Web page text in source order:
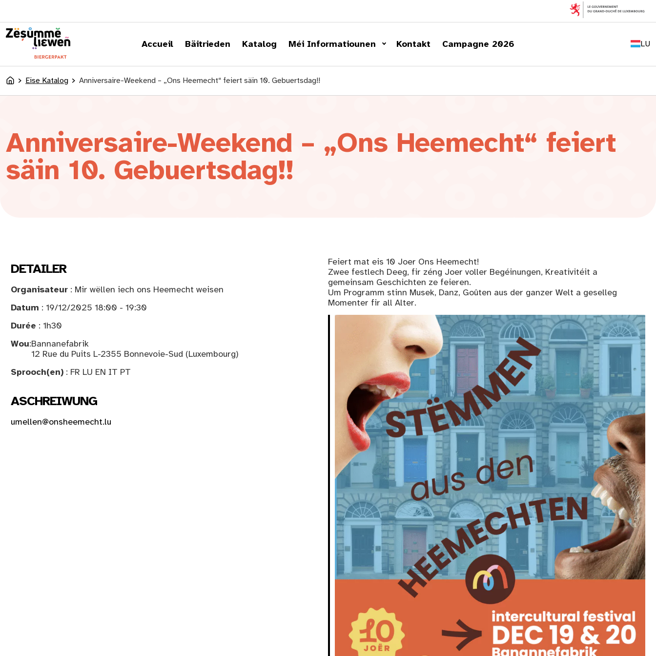
Accueil Bäitrieden Katalog Méi Informatiounen Kontakt Campagne 2026 LU
FR
DE
AccueilEise Katalog Anniversaire-Weekend – „Ons Heemecht“ feiert säin 10. Gebuertsdag!!
Anniversaire-Weekend – „Ons Heemecht“ feiert
säin 10. Gebuertsdag!!
DETAILER
Organisateur : Mir wëllen iech ons Heemecht weisen
Datum : 19/12/2025 18:00 - 19:30
Durée : 1h30
Wou:Bannanefabrik
12 Rue du Puits L-2355 Bonnevoie-Sud (Luxembourg)
Sprooch(en) : FR LU EN IT PT
ASCHREIWUNG
umellen@onsheemecht.lu
Feiert mat eis 10 Joer Ons Heemecht!
Zwee festlech Deeg, fir zéng Joer voller Begéinungen, Kreativitéit a
gemeinsam Geschichten ze feieren.
Um Programm stinn Musek, Danz, Goûten aus der ganzer Welt a geselleg
Momenter fir all Alter.